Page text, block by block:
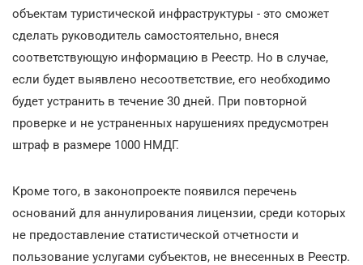
объектам туристической инфраструктуры - это сможет
сделать руководитель самостоятельно, внеся
соответствующую информацию в Реестр. Но в случае,
если будет выявлено несоответствие, его необходимо
будет устранить в течение 30 дней. При повторной
проверке и не устраненных нарушениях предусмотрен
штраф в размере 1000 НМДГ.
Кроме того, в законопроекте появился перечень
оснований для аннулирования лицензии, среди которых
не предоставление статистической отчетности и
пользование услугами субъектов, не внесенных в Реестр.